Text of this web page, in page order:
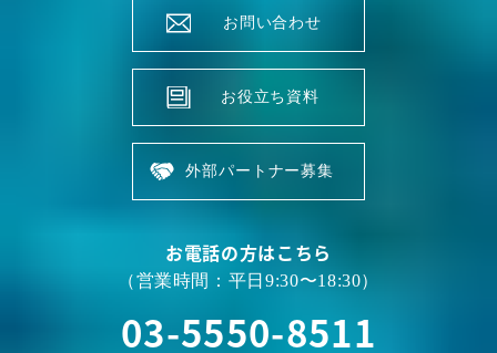
お問い合わせ
お役立ち資料
外部パートナー募集
お電話の方はこちら
（営業時間：平日9:30〜18:30）
03-5550-8511